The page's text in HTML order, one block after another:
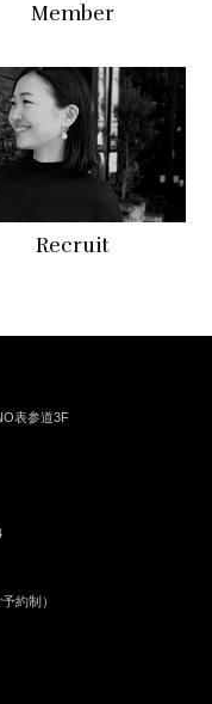
Member
Recruit
表参道3F
約制）